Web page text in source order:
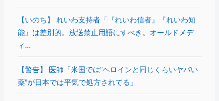
【いのち】 れいわ支持者「『れいわ信者』『れいわ知
能』は差別的。放送禁止用語にすべき。オールドメデ
ィ...
【警告】 医師「米国では”ヘロインと同じくらいヤバい
薬”が日本では平気で処方されてる」